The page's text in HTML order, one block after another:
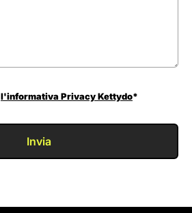
l'informativa Privacy Kettydo*
Invia